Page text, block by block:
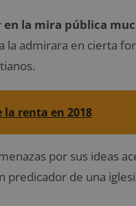
la mira pública
la admirara en cierta
la renta en 2018
por sus ideas
predicador de una